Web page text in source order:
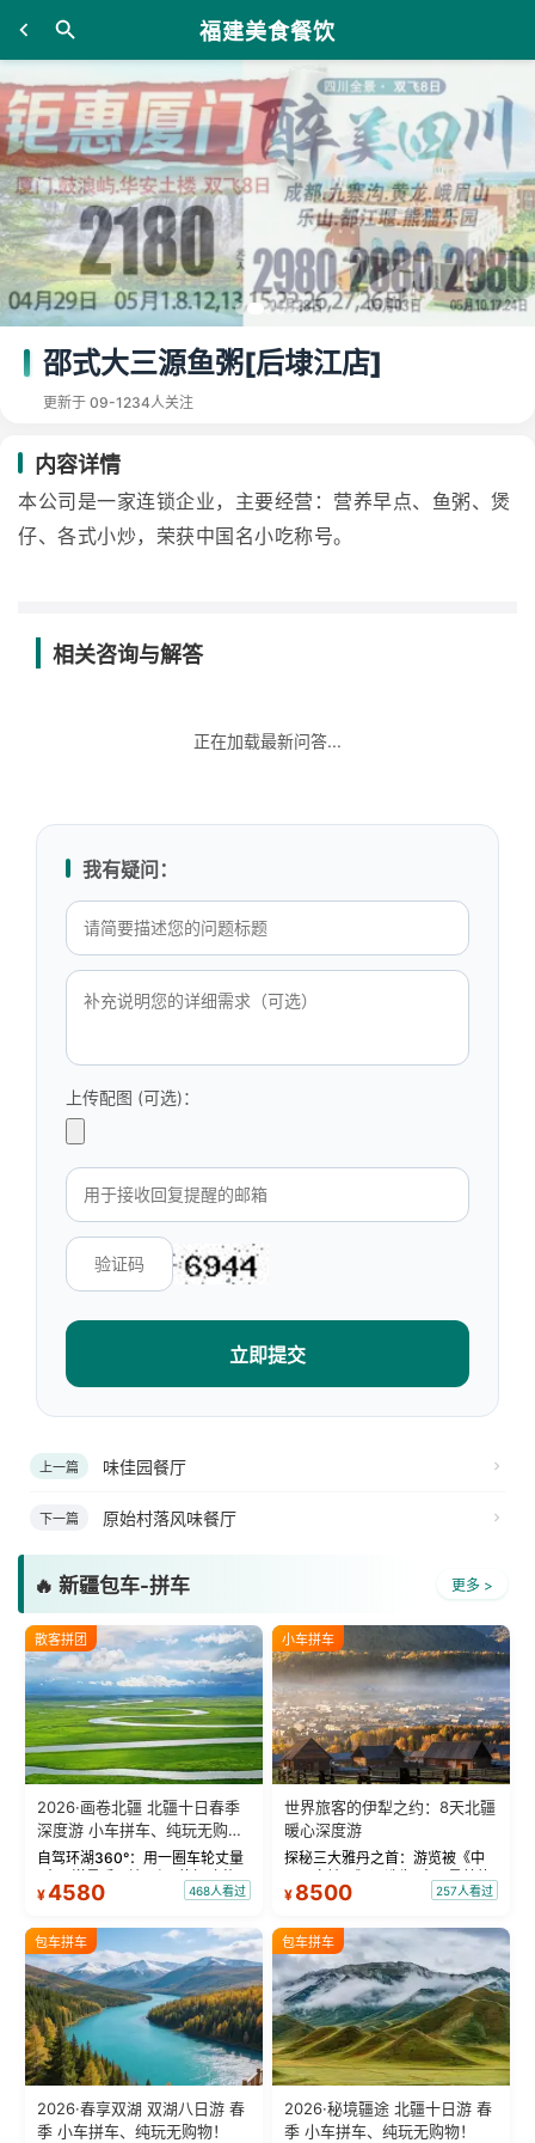
福建美食餐饮
邵式大三源鱼粥[后埭江店]
更新于 09-1234人关注
内容详情
本公司是一家连锁企业，主要经营：营养早点、鱼粥、煲
仔、各式小炒，荣获中国名小吃称号。
相关咨询与解答
正在加载最新问答...
我有疑问：
上传配图 (可选)：
立即提交
上一篇 味佳园餐厅
下一篇 原始村落风味餐厅
🔥 新疆包车-拼车 更多 >
散客拼团
2026·画卷北疆 北疆十日春季
深度游 小车拼车、纯玩无购
物！
自驾环湖360°：用一圈车轮丈量
“大西洋最后一滴眼泪”的极致蔚
蓝。 赛湖旅拍：甄选多款风格服
绝美瞬间。 赛湖坦克300跟车视
频：专业摄影师...
¥4580 468人看过
小车拼车
世界旅客的伊犁之约：8天北疆
暖心深度游
探秘三大雅丹之首：游览被《中
国国家地理》评选为“中国最美的
三大雅丹”第一名的克拉玛依魔鬼
瓦人最大村落——禾木村，欣赏
晨雾与小木...
¥ 8500 257人看过
包车拼车
2026·春享双湖 双湖八日游 春
季 小车拼车、纯玩无购物！
包车拼车
2026·秘境疆途 北疆十日游 春
季 小车拼车、纯玩无购物！